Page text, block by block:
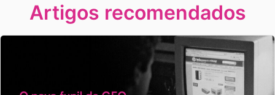
Artigos recomendados